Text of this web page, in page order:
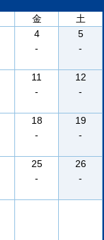
金
土
4
-
5
-
11
-
12
-
18
-
19
-
25
-
26
-